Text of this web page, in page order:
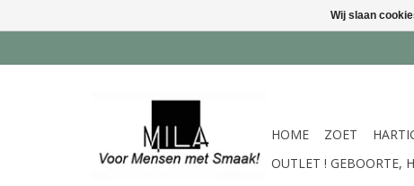
HOME ZOET
OUTLET ! GEBOORTE,
Wij slaan